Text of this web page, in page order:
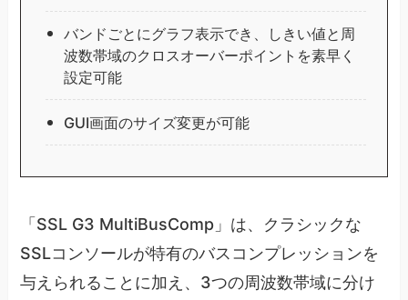
バンドごとにグラフ表示でき、しきい値と周
波数帯域のクロスオーバーポイントを素早く
設定可能
GUI画面のサイズ変更が可能
「SSL G3 MultiBusComp」は、クラシックな
SSLコンソールが特有のバスコンプレッションを
与えられることに加え、3つの周波数帯域に分け